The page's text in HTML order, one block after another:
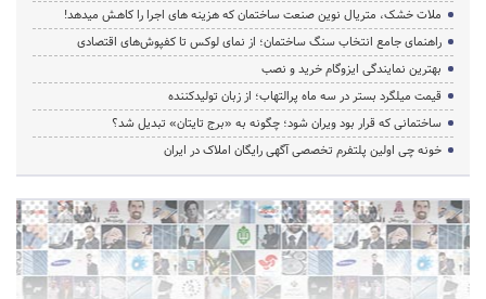
ملات خشک، متریال نوین صنعت ساختمان که هزینه‌ های اجرا را کاهش میدهد!
راهنمای جامع انتخاب سنگ ساختمان؛ از نمای لوکس تا کفپوش‌های اقتصادی
بهترین نمایندگی ایزوگام خرید و نصب
قیمت میلگرد بستر در سه ماه پرالتهاب؛ از زبان تولیدکننده
ساختمانی که قرار بود ویران شود؛ چگونه به «برج تایتان» تبدیل شد؟
خونه چی اولین پلتفرم تخصصی آگهی رایگان املاک در ایران